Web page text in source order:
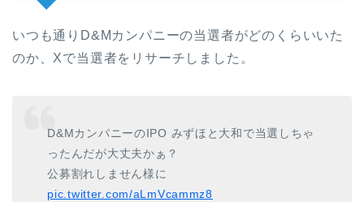
いつも通りD&Mカンパニーの当選者がどのくらいいた
のか、Xで当選者をリサーチしました。
D&MカンパニーのIPO みずほと大和で当選しちゃ
ったんだが大丈夫かぁ？
公募割れしません様に
pic.twitter.com/aLmVcammz8